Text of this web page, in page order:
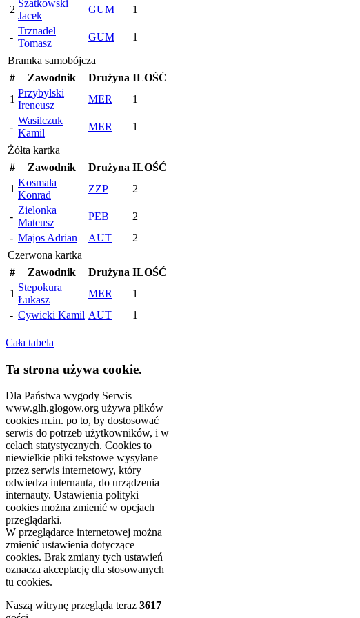
2
Szatkowski
Jacek
GUM 1
-
Trznadel
Tomasz
GUM
1
Bramka samobójcza
#
Zawodnik Drużyna ILOŚĆ
1
Przybylski
Ireneusz
MER 1
-
Wasilczuk
Kamil
MER
1
Żółta kartka
#
Zawodnik Drużyna ILOŚĆ
1
Kosmala
Konrad
ZZP 2
-
Zielonka
Mateusz
PEB
2
- Majos Adrian AUT
2
Czerwona kartka
#
Zawodnik Drużyna ILOŚĆ
1
Stepokura
Łukasz
MER
1
- Cywicki Kamil AUT 1
Cała tabela
Ta strona używa cookie.
Dla Państwa wygody Serwis
www.glh.glogow.org używa plików
cookies m.in. po to, by dostosować
serwis do potrzeb użytkowników, i w
celach statystycznych. Cookies to
niewielkie pliki tekstowe wysyłane
przez serwis internetowy, który
odwiedza internauta, do urządzenia
internauty. Ustawienia polityki
cookies można zmienić w opcjach
przeglądarki.
W przeglądarce internetowej można
zmienić ustawienia dotyczące
cookies. Brak zmiany tych ustawień
oznacza akceptację dla stosowanych
tu cookies.
Naszą witrynę przegląda teraz 3617